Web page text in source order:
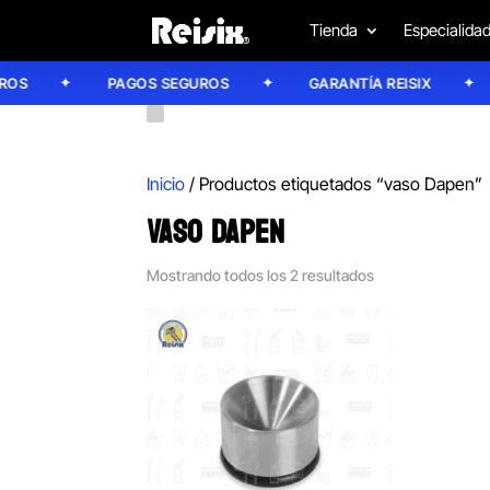
Tienda
PAGOS SEGUROS GARANTÍA REISIX
Inicio / Productos etiquetados “vaso Dapen”
VASO DAPEN
Mostrando todos los 2 resultados